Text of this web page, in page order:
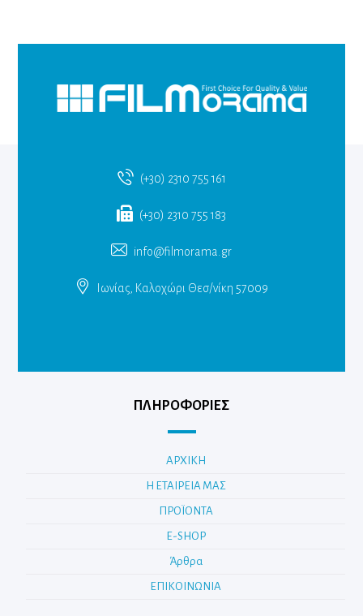
(+30) 2310 755 161
(+30) 2310 755 183
info@filmorama.gr
Ιωνίας, Καλοχώρι Θεσ/νίκη 57009
ΠΛΗΡΟΦΟΡΙΕΣ
ΑΡΧΙΚΗ
Η ΕΤΑΙΡΕΙΑ ΜΑΣ
ΠΡΟΪΟΝΤΑ
E-SHOP
Άρθρα
ΕΠΙΚΟΙΝΩΝΙΑ